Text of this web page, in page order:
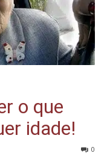
o que
idade!
0